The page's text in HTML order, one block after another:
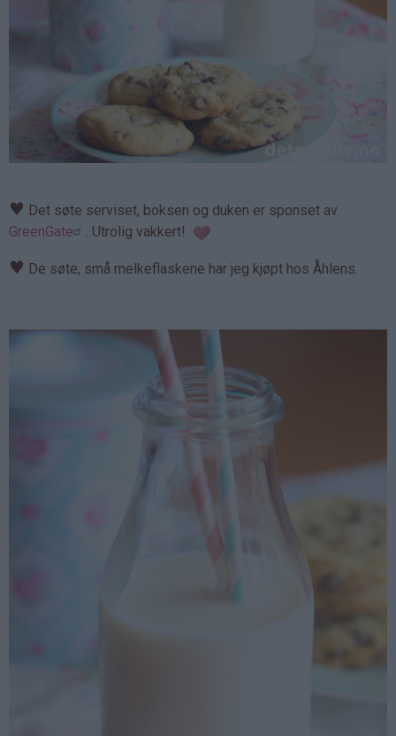
♥ Det søte serviset, boksen og duken er sponset av
GreenGate
. Utrolig vakkert!
♥ De søte, små melkeflaskene har jeg kjøpt hos Åhlens.